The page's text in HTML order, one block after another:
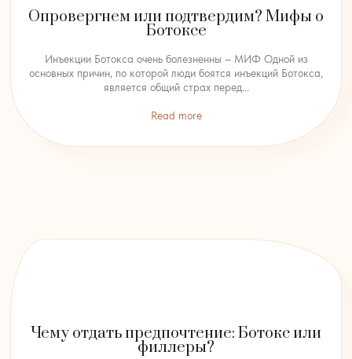
Опровергнем или подтвердим? Мифы о
Ботоксе
Инъекции Ботокса очень болезненны – МИФ Одной из
основных причин, по которой люди боятся инъекций Ботокса,
является общий страх перед...
Read more
Чему отдать предпочтение: Ботокс или
филлеры?